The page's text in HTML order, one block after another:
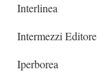
Interlinea
Intermezzi Editore
Iperborea